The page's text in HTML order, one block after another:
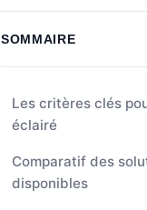
SOMMAIRE
Les critères clés
éclairé
Comparatif des
disponibles